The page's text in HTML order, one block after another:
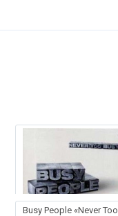
Busy People «Never Too